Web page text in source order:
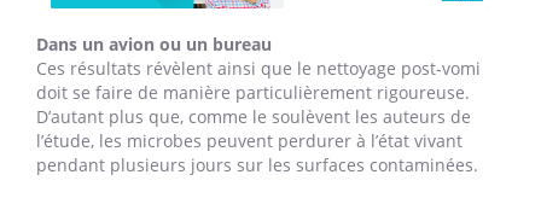
Dans un avion ou un bureau
Ces résultats révèlent ainsi que le nettoyage post-vomi
doit se faire de manière particulièrement rigoureuse.
D’autant plus que, comme le soulèvent les auteurs de
l’étude, les microbes peuvent perdurer à l’état vivant
pendant plusieurs jours sur les surfaces contaminées.